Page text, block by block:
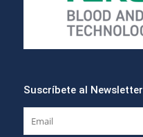
Suscríbete al Newsletter